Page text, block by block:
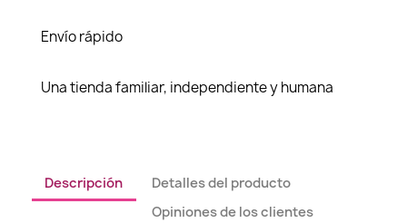
Envío rápido
Una tienda familiar, independiente y humana
Descripción
Detalles del producto
Opiniones de los clientes